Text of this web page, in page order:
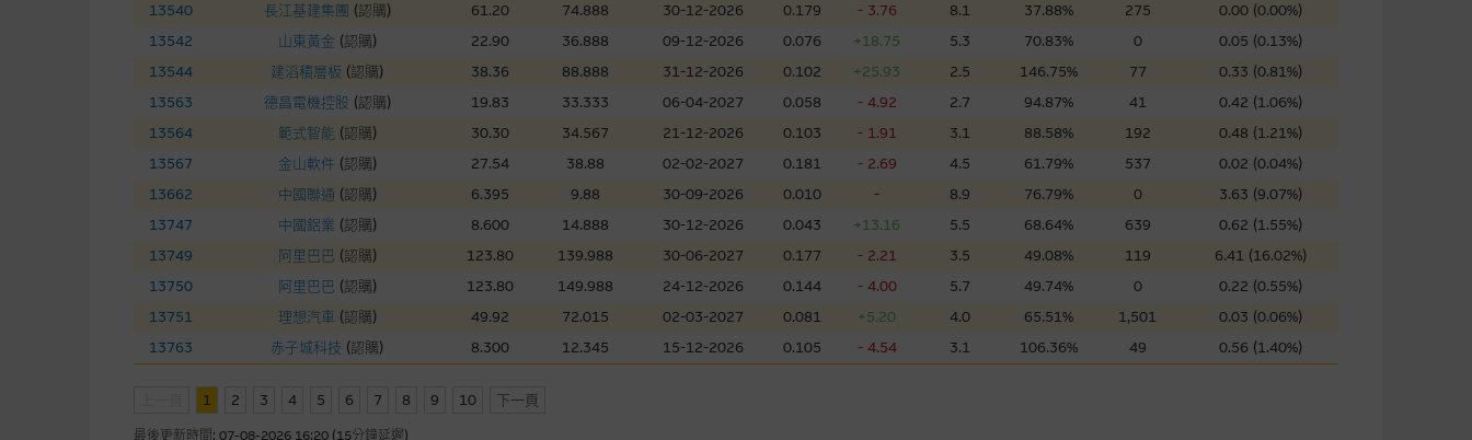
13540
長江基建集團 (認購) 61.20 74.888 30-12-2026 0.179 - 3.76 8.1 37.88% 275
0.00 (0.00%)
13542
山東黃金 (認購) 22.90 36.888 09-12-2026 0.076 +18.75 5.3 70.83% 0
0.05 (0.13%)
13544
建滔積層板 (認購) 38.36 88.888 31-12-2026 0.102 +25.93 2.5 146.75% 77
0.33 (0.81%)
13563
德昌電機控股 (認購) 19.83 33.333 06-04-2027 0.058 - 4.92 2.7 94.87% 41
0.42 (1.06%)
13564
範式智能(認購) 30.30 34.567 21-12-2026 0.103 - 1.91 3.1 88.58% 192
0.48 (1.21%)
13567
金山軟件 (認購) 27.54 38.88 02-02-2027 0.181 - 2.69 4.5 61.79% 537
0.02 (0.04%)
13662
中國聯通 (認購) 6.395 9.88 30-09-2026 0.010 - 8.9 76.79% 0
3.63 (9.07%)
13747
中國鋁業 (認購) 8.600 14.888 30-12-2026 0.043 +13.16 5.5 68.64% 639
0.62 (1.55%)
13749
阿里巴巴 (認購) 123.80 139.988 30-06-2027 0.177 - 2.21 3.5 49.08% 119
6.41 (16.02%)
13750
阿里巴巴 (認購) 123.80 149.988 24-12-2026 0.144 - 4.00 5.7 49.74% 0
0.22 (0.55%)
13751
理想汽車 (認購) 49.92 72.015 02-03-2027 0.081 +5.20 4.0 65.51% 1,501
0.03 (0.06%)
13763
赤子城科技 (認購) 8.300 12.345 15-12-2026 0.105 - 4.54 3.1 106.36% 49 0.56 (1.40%)
1 2 3 4 5 6 7 8 9 10 下一頁
最後更新時間: 07-08-2026 16:20 (15分鐘延遲)
經由本網站接觸到的軟件應用
部分可經本網站連結下載的軟件程式屬於第三者的產品。閣下使用此等屬於第三者的軟件，須自負全責。此等軟件的使用，可能受軟件持有人訂
出的使用條款約束。
在法律容許的所有範圍內，麥格理集團概不承擔經由本網站使用或下載任何軟件(不論是否屬於第三者)而引起的責任。麥格理集團並且對此等軟件
不作任何聲明，也不提供任何保證，特別是在法律容許的所有範圍內，概不負責經由本網站使用或下載任何軟件(不論是否屬於第三者)而出現電腦
病毒或任何其他後果所導致的任何損失(包括但不限於數據遺失、業務運作受干擾及盈利虧損)。
基本上市文件及補充上市文件
補充上市文件內。該等文件之英文版及中譯版見於本網站。
版權及商標